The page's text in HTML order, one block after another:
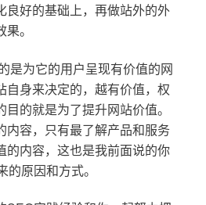
良好的基础上，再做站外的外
。
是为它的用户呈现有价值的网
自身来决定的，越有价值，权
的就是为了提升网站价值。
内容，只有最了解产品和服务
的内容，这也是我前面说的你
原因和方式。